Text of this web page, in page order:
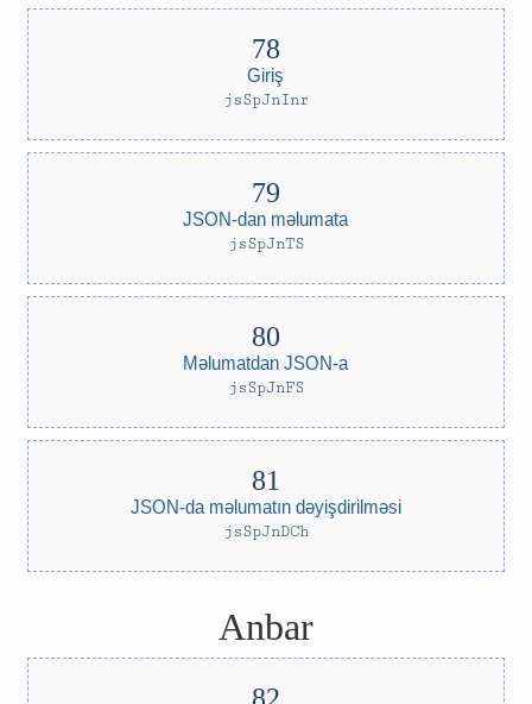
Giriş
jsSpJnInr
JSON-dan məlumata
jsSpJnTS
Məlumatdan JSON-a
jsSpJnFS
JSON-da məlumatın dəyişdirilməsi
jsSpJnDCh
Anbar